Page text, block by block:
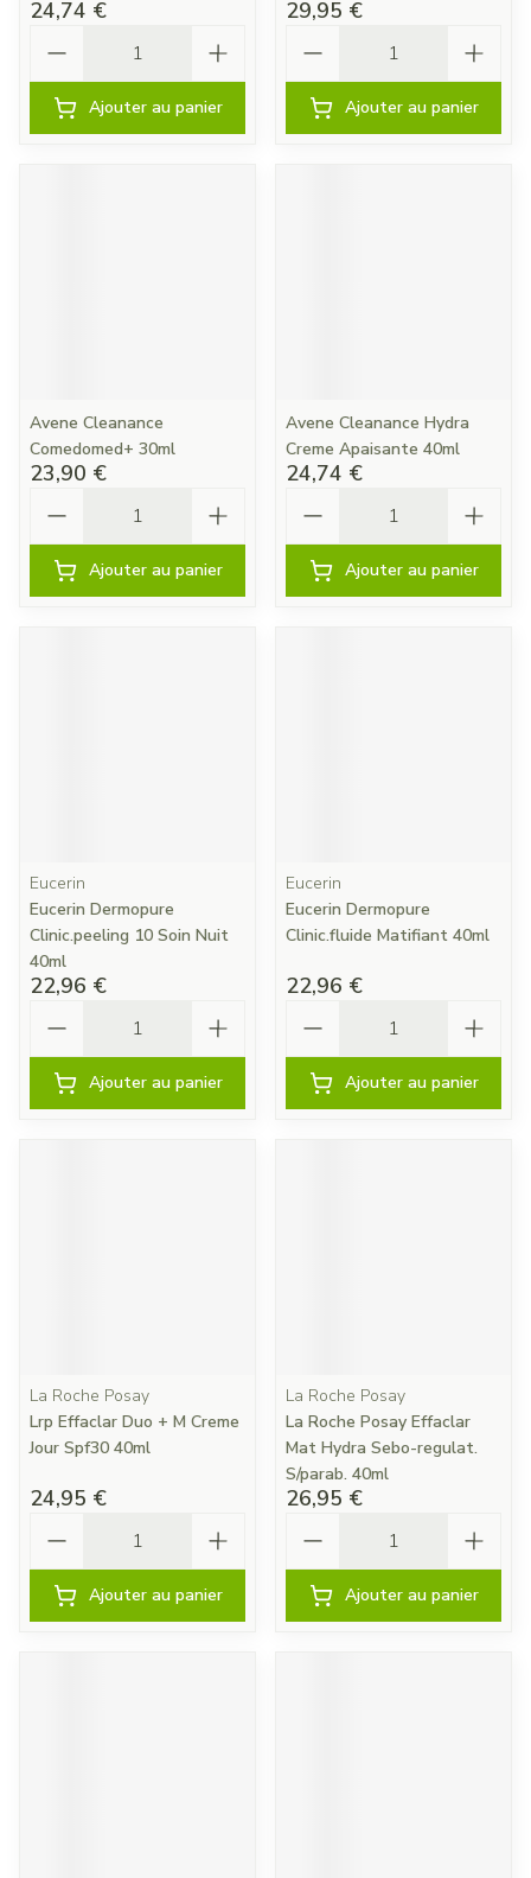
24,74 €
Ajouter au panier
29,95 €
Ajouter au panier
Avene Cleanance
Comedomed+ 30ml
23,90 €
Ajouter au panier
Avene Cleanance Hydra
Creme Apaisante 40ml
24,74 €
Ajouter au panier
Eucerin
Eucerin Dermopure
Clinic.peeling 10 Soin Nuit
40ml
22,96 €
Ajouter au panier
Eucerin
Eucerin Dermopure
Clinic.fluide Matifiant 40ml
22,96 €
Ajouter au panier
La Roche Posay
Lrp Effaclar Duo + M Creme
Jour Spf30 40ml
24,95 €
Ajouter au panier
La Roche Posay
La Roche Posay Effaclar
Mat Hydra Sebo-regulat.
S/parab. 40ml
26,95 €
Ajouter au panier